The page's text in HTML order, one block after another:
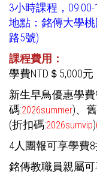
3小時課程，09:00-
地點：銘傳大學
路5號)
課程費用：
學費NTD＄5,000元
新生早鳥優惠學費
碼:2026summer)、
(折扣碼:2026sumvip)
4人團報可享學費
銘傳教職員親屬可